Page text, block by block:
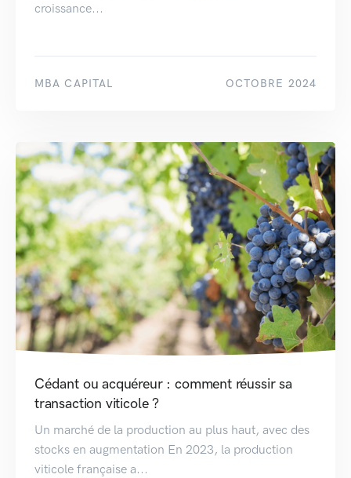
croissance...
MBA CAPITAL OCTOBRE 2024
Cédant ou acquéreur : comment réussir sa
transaction viticole ?
Un marché de la production au plus haut, avec des
stocks en augmentation En 2023, la production
viticole française a...